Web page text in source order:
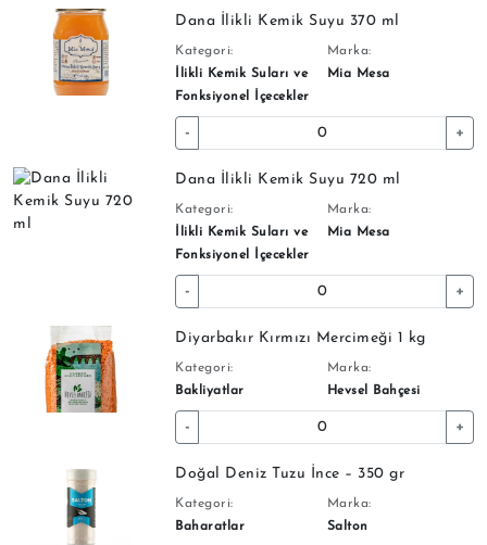
Dana İlikli Kemik Suyu 370 ml
Kategori:
İlikli Kemik Suları ve
Fonksiyonel İçecekler
Marka:
Mia Mesa
- +
Dana İlikli Kemik Suyu 720 ml
Kategori:
İlikli Kemik Suları ve
Fonksiyonel İçecekler
Marka:
Mia Mesa
- +
Diyarbakır Kırmızı Mercimeği 1 kg
Kategori:
Bakliyatlar
Marka:
Hevsel Bahçesi
- +
Doğal Deniz Tuzu İnce – 350 gr
Kategori:
Baharatlar
Marka:
Salton